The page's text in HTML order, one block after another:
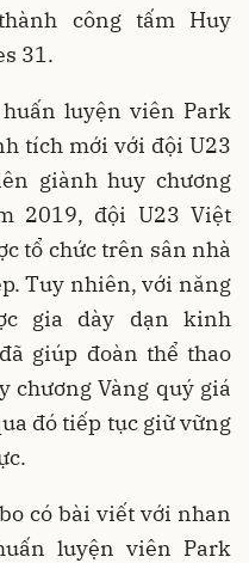
công tấm Huy
31.
luyện viên Park
tích mới với đội U23
giành huy chương
2019, đội U23 Việt
tổ chức trên sân nhà
Tuy nhiên, với năng
gia dày dạn kinh
giúp đoàn thể thao
chương Vàng quý giá
đó tiếp tục giữ vững
có bài viết với nhan
luyện viên Park